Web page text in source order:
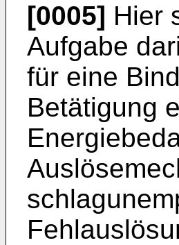
[0005] Hier
Aufgabe
für eine
Betätigung